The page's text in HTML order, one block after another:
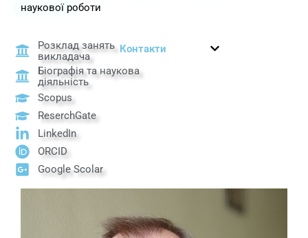
наукової роботи
Контакти
Розклад занять
викладача
Біографія та наукова
діяльність
Scopus
ReserchGate
LinkedIn
ORCID
Google Scolar